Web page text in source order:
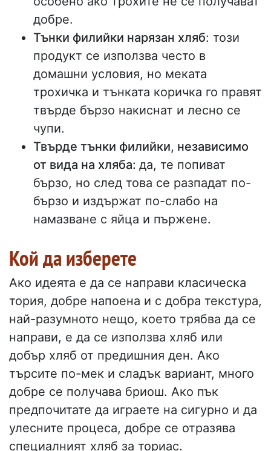
добре.
Тънки филийки нарязан хляб: този
продукт се използва често в
домашни условия, но меката
трохичка и тънката коричка го правят
твърде бързо накиснат и лесно се
чупи.
Твърде тънки филийки, независимо
от вида на хляба: да, те попиват
бързо, но след това се разпадат по-
бързо и издържат по-слабо на
намазване с яйца и пържене.
Кой да изберете
Ако идеята е да се направи класическа
тория, добре напоена и с добра текстура,
най-разумното нещо, което трябва да се
направи, е да се използва хляб или
добър хляб от предишния ден. Ако
търсите по-мек и сладък вариант, много
добре се получава бриош. Ако пък
предпочитате да играете на сигурно и да
улесните процеса, добре се отразява
специалният хляб за ториас.